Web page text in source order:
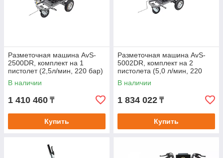
Разметочная машина AvS-
2500DR, комплект на 1
пистолет (2,5л/мин, 220 бар)
В наличии
1 410 460 ₸
Купить
Разметочная машина AvS-
5002DR, комплект на 2
пистолета (5,0 л/мин, 220
бар)
В наличии
1 834 022 ₸
Купить